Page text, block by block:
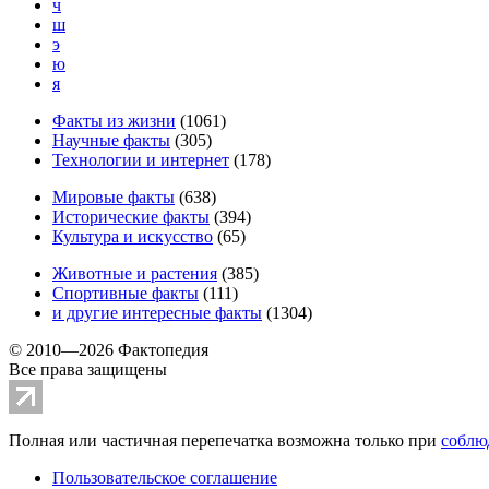
ч
ш
э
ю
я
Факты из жизни (1061)
Научные факты (305)
Технологии и интернет (178)
Мировые факты (638)
Исторические факты (394)
Культура и искусство (65)
Животные и растения (385)
Спортивные факты (111)
и другие интересные факты (1304)
© 2010—2026 Фактопедия
Все права защищены
Полная или частичная перепечатка возможна только при
Пользовательское соглашение